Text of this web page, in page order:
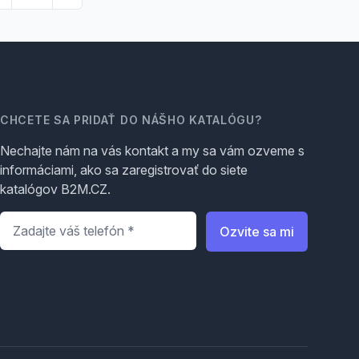
CHCETE SA PRIDAŤ DO NÁŠHO KATALÓGU?
Nechajte nám na vás kontakt a my sa vám ozveme s
informáciami, ako sa zaregistrovať do siete
katalógov B2M.CZ.
Telefón
Ozvite sa mi